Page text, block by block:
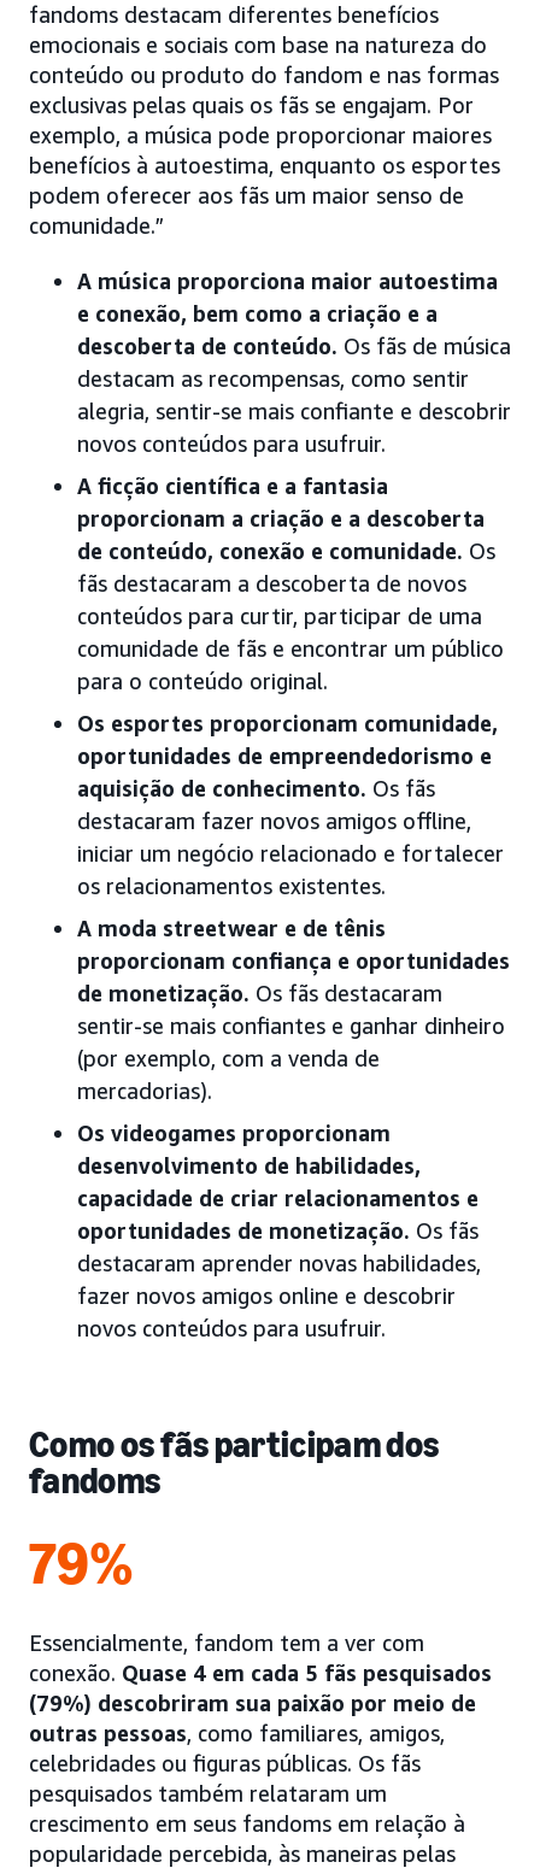
fandoms destacam diferentes benefícios
emocionais e sociais com base na natureza do
conteúdo ou produto do fandom e nas formas
exclusivas pelas quais os fãs se engajam. Por
exemplo, a música pode proporcionar maiores
benefícios à autoestima, enquanto os esportes
podem oferecer aos fãs um maior senso de
comunidade.”
A música proporciona maior autoestima
e conexão, bem como a criação e a
descoberta de conteúdo. Os fãs de música
destacam as recompensas, como sentir
alegria, sentir-se mais confiante e descobrir
novos conteúdos para usufruir.
A ficção científica e a fantasia
proporcionam a criação e a descoberta
de conteúdo, conexão e comunidade. Os
fãs destacaram a descoberta de novos
conteúdos para curtir, participar de uma
comunidade de fãs e encontrar um público
para o conteúdo original.
Os esportes proporcionam comunidade,
oportunidades de empreendedorismo e
aquisição de conhecimento. Os fãs
destacaram fazer novos amigos offline,
iniciar um negócio relacionado e fortalecer
os relacionamentos existentes.
A moda streetwear e de tênis
proporcionam confiança e oportunidades
de monetização. Os fãs destacaram
sentir-se mais confiantes e ganhar dinheiro
(por exemplo, com a venda de
mercadorias).
Os videogames proporcionam
desenvolvimento de habilidades,
capacidade de criar relacionamentos e
oportunidades de monetização. Os fãs
destacaram aprender novas habilidades,
fazer novos amigos online e descobrir
novos conteúdos para usufruir.
Como os fãs participam dos
fandoms
79%
Essencialmente, fandom tem a ver com
conexão. Quase 4 em cada 5 fãs pesquisados
(79%) descobriram sua paixão por meio de
outras pessoas, como familiares, amigos,
celebridades ou figuras públicas. Os fãs
pesquisados também relataram um
crescimento em seus fandoms em relação à
popularidade percebida, às maneiras pelas